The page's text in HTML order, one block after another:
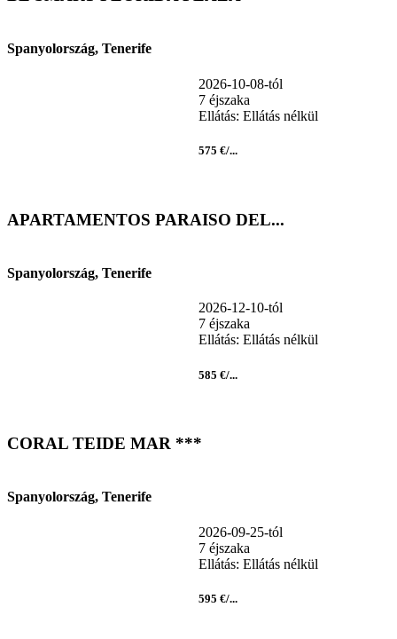
Spanyolország, Tenerife
2026-10-08-tól
7 éjszaka
Ellátás: Ellátás nélkül
575 €/...
APARTAMENTOS PARAISO DEL...
Spanyolország, Tenerife
2026-12-10-tól
7 éjszaka
Ellátás: Ellátás nélkül
585 €/...
CORAL TEIDE MAR ***
Spanyolország, Tenerife
2026-09-25-tól
7 éjszaka
Ellátás: Ellátás nélkül
595 €/...